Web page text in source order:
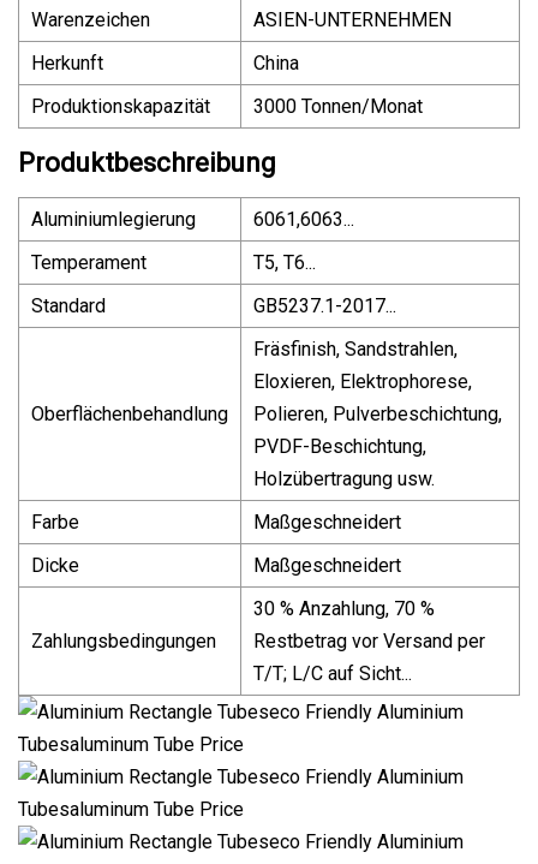
Warenzeichen
ASIEN-UNTERNEHMEN
Herkunft
China
Produktionskapazität
3000 Tonnen/Monat
Produktbeschreibung
Aluminiumlegierung
6061,6063...
Temperament
T5, T6...
Standard
GB5237.1-2017...
Oberflächenbehandlung
Fräsfinish, Sandstrahlen,
Eloxieren, Elektrophorese,
Polieren, Pulverbeschichtung,
PVDF-Beschichtung,
Holzübertragung usw.
Farbe
Maßgeschneidert
Dicke
Maßgeschneidert
Zahlungsbedingungen
30 % Anzahlung, 70 %
Restbetrag vor Versand per
T/T; L/C auf Sicht...